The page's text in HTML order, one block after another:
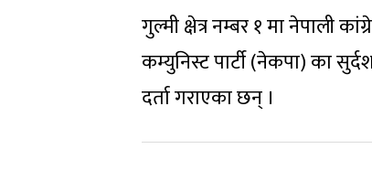
गुल्मी क्षेत्र नम्बर १ मा नेपाली
कम्युनिस्ट पार्टी (नेकपा) का
दर्ता गराएका छन् ।